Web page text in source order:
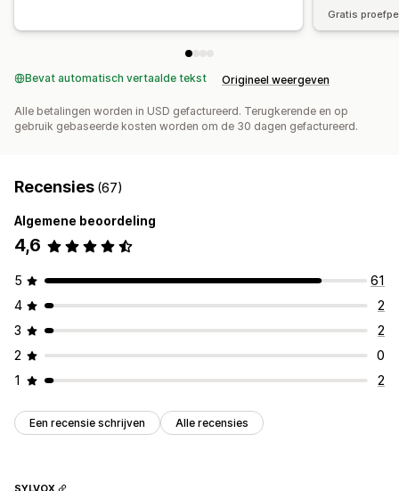
Gratis
Bevat automatisch vertaalde tekst Origineel weergeven
Alle betalingen worden in USD gefactureerd. Terugkerende en op
gebruik gebaseerde kosten worden om de 30 dagen gefactureerd.
Recensies (67)
Algemene beoordeling
4,6
5
61
4
2
3
2
2
0
1
2
Een recensie schrijven Alle recensies
SYLVOX